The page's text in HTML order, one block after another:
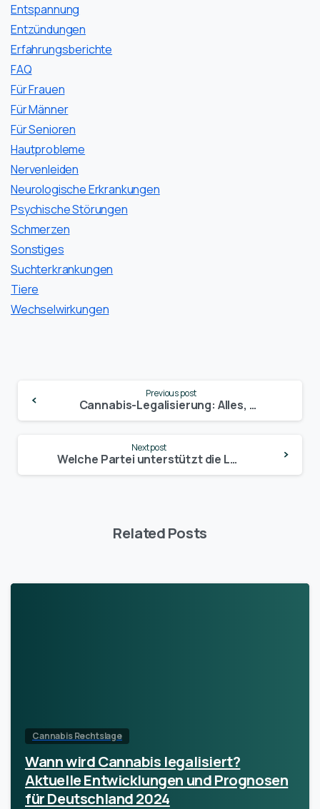
Entspannung
Entzündungen
Erfahrungsberichte
FAQ
Für Frauen
Für Männer
Für Senioren
Hautprobleme
Nervenleiden
Neurologische Erkrankungen
Psychische Störungen
Schmerzen
Sonstiges
Suchterkrankungen
Tiere
Wechselwirkungen
Reading
Previous post
Cannabis-Legalisierung: Alles, was du über den geplanten Starttermin wissen musst
Next post
Welche Partei unterstützt die Legalisierung von Cannabis? Ein Überblick der politischen Positionen in Deutschland
Related Posts
Cannabis Rechtslage
Wann wird Cannabis legalisiert?
Aktuelle Entwicklungen und Prognosen
für Deutschland 2024